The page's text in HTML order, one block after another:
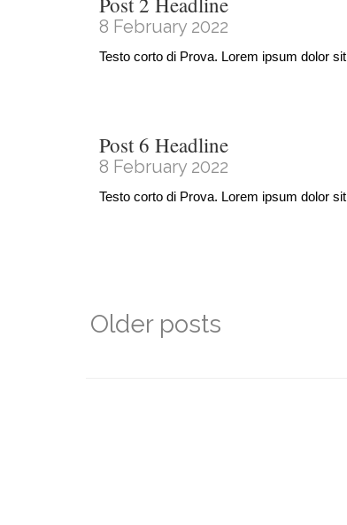
8 February 2022
Testo corto di Prova. Lorem ipsum dolor
Post 6 Headline
8 February 2022
Testo corto di Prova. Lorem ipsum dolor
Posts
Older posts